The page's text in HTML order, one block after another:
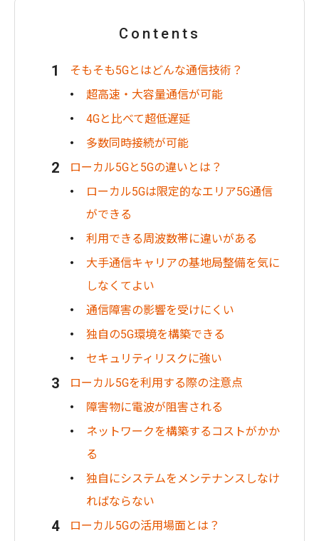
Contents
そもそも5Gとはどんな通信技術？
超高速・大容量通信が可能
4Gと比べて超低遅延
多数同時接続が可能
ローカル5Gと5Gの違いとは？
ローカル5Gは限定的なエリア5G通信
ができる
利用できる周波数帯に違いがある
大手通信キャリアの基地局整備を気に
しなくてよい
通信障害の影響を受けにくい
独自の5G環境を構築できる
セキュリティリスクに強い
ローカル5Gを利用する際の注意点
障害物に電波が阻害される
ネットワークを構築するコストがかか
る
独自にシステムをメンテナンスしなけ
ればならない
ローカル5Gの活用場面とは？